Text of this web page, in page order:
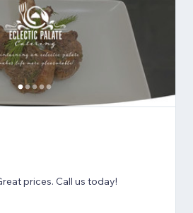
Beautiful websites. Great prices. Call us today!